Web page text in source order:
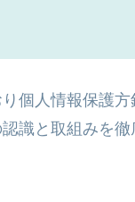
個人情報保護
識と取組みを徹